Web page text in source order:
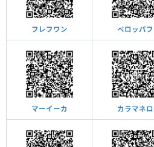
フレフワン ペロッパフ
マーイーカ カラマネロ